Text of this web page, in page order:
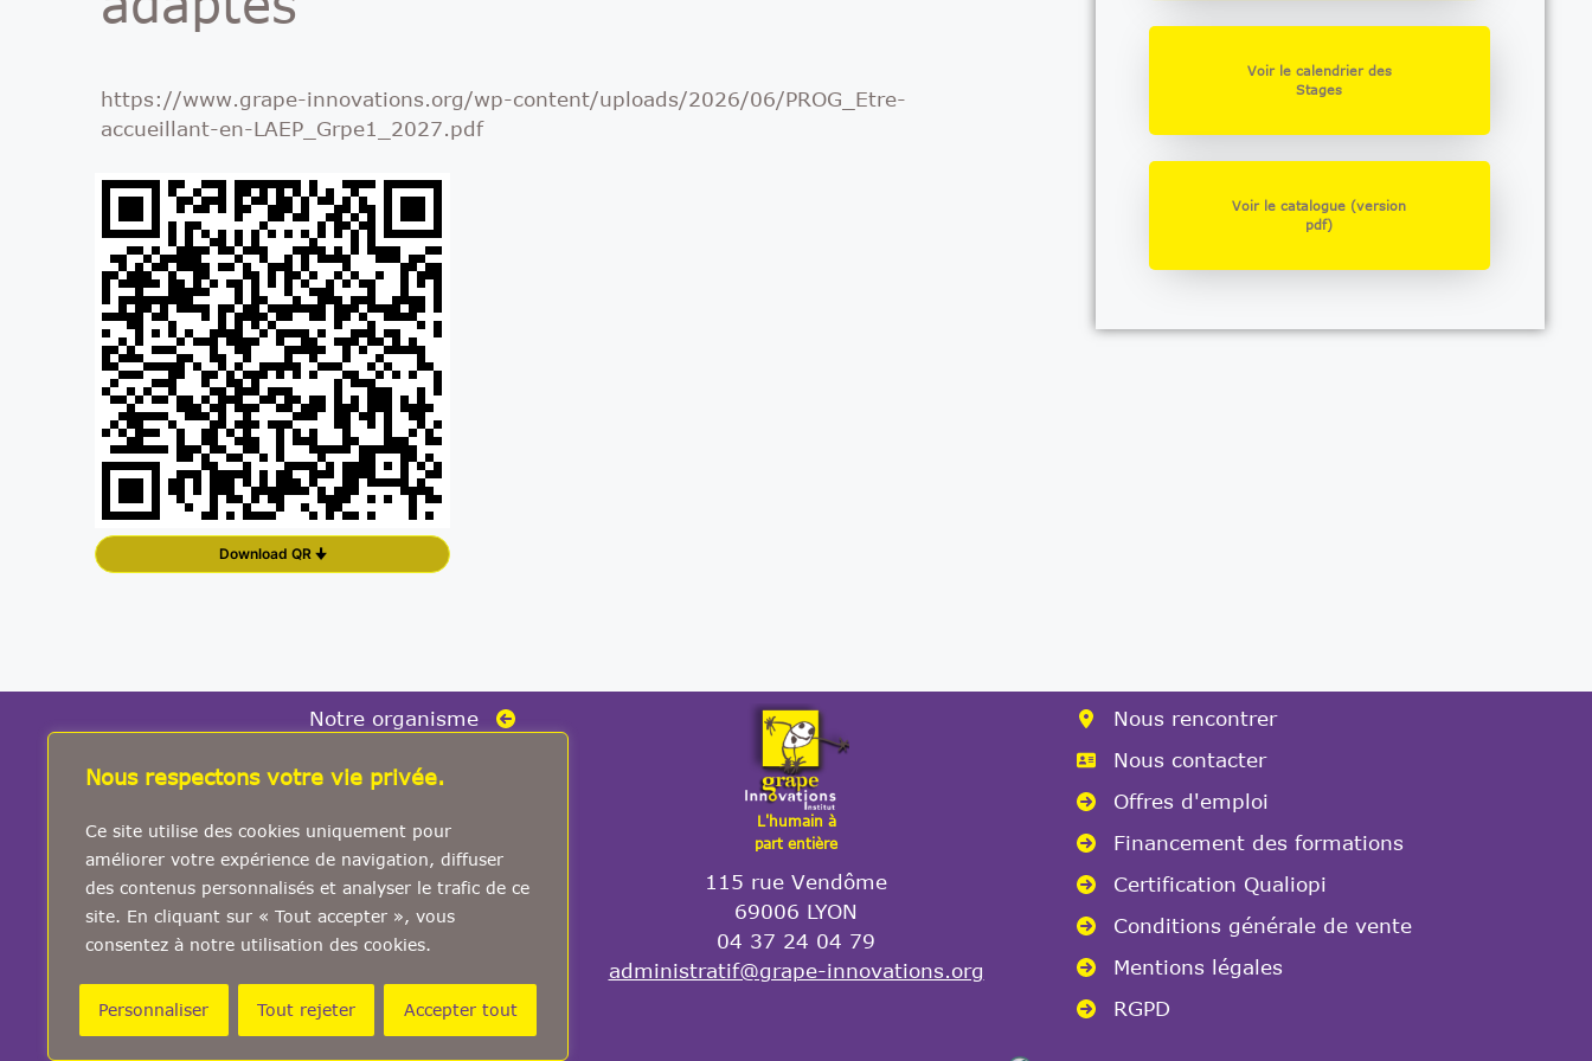
Nous respectons votre vie privée.
Ce site utilise des cookies uniquement pour
améliorer votre expérience de navigation, diffuser
des contenus personnalisés et analyser le trafic de ce
site. En cliquant sur « Tout accepter », vous
consentez à notre utilisation des cookies.
Personnaliser Tout rejeter Accepter tout
https://www.grape-innovations.org/wp-content/uploads/2026/06/PROG_Etre-
accueillant-en-LAEP_Grpe1_2027.pdf
Download QR 🠋
Voir le calendrier des
Stages
Voir le catalogue (version
pdf)
Notre organisme
Étude et conseil
Conférence et débat
Catalogues
Ils ont dit de nous
L'humain à
part entière
115 rue Vendôme
69006 LYON
04 37 24 04 79
administratif@grape-innovations.org
Nous rencontrer
Nous contacter
Offres d'emploi
Financement des formations
Certification Qualiopi
Conditions générale de vente
Mentions légales
RGPD